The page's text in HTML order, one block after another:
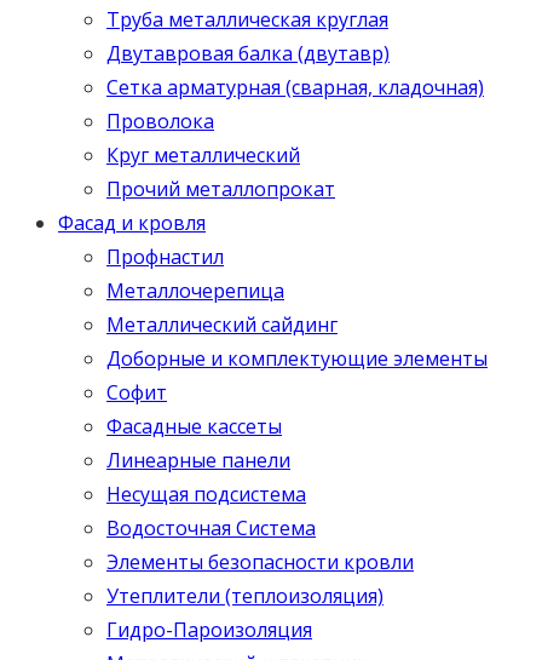
Труба металлическая круглая
Двутавровая балка (двутавр)
Сетка арматурная (сварная, кладочная)
Проволока
Круг металлический
Прочий металлопрокат
Фасад и кровля
Профнастил
Металлочерепица
Металлический сайдинг
Доборные и комплектующие элементы
Софит
Фасадные кассеты
Линеарные панели
Несущая подсистема
Водосточная Система
Элементы безопасности кровли
Утеплители (теплоизоляция)
Гидро-Пароизоляция